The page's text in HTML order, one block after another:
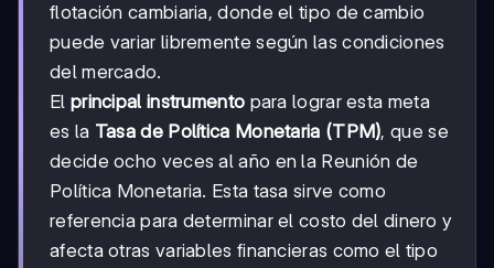
flotación cambiaria, donde el tipo de cambio
puede variar libremente según las condiciones
del mercado.
El principal instrumento para lograr esta meta
es la Tasa de Política Monetaria (TPM), que se
decide ocho veces al año en la Reunión de
Política Monetaria. Esta tasa sirve como
referencia para determinar el costo del dinero y
afecta otras variables financieras como el tipo